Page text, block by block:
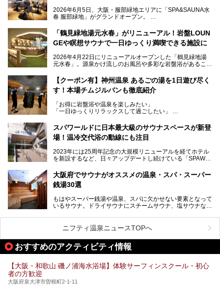
2026年6月5日、大阪・服部緑地エリアに「SPA&SAUNA水
春 服部緑地」がグランドオープン。
当初の計画から約5年の時を経て誕生した本施設は、温泉・
サウナ・岩盤浴・フィットネス・ラウンジ・レストランなど
を融合した、これまでの“水春”のイメージをさらに進化させ
今回はオープン前の内覧会に参加し、館内のこだわりポイン
サウナー注目の3種のサウナや160cmの深水風呂、没入感の
高い岩盤浴エリア、日本最大の台数を誇る最新AIフィットネ
スマシンなど、見どころ満載の館内を詳しくご紹介します。
「鶴見緑地湯元水春」がリニューアル！岩盤LOUN
GEや瞑想サウナで一日ゆっくり満喫できる施設に
2026年4月22日にリニューアルオープンした「鶴見緑地湯
元水春」。源泉かけ流しのお風呂や多彩な岩盤浴があること
に“一日中くつろげる場所”としてパワーアップしています。
今回のリニューアルでは、新たに登場した瞑想サウナをはじ
見どころが盛りだくさん。日常の疲れを癒やしたい方はもち
ろん、休日にゆったり過ごしたい方にもぴったりの内容とな
本記事では、そんなリニューアル後の注目ポイントを詳しく
紹介します。これから「鶴見緑地湯元水春」に訪れる方や、
い。
【クーポン有】神州温泉 あるごの湯を1日遊び尽く
す！本場チムジルバンも徹底紹介
「お得に岩盤浴や温泉を楽しみたい」
「一日ゆっくりリラックスして過ごしたい」
利用できる「神州温泉 あるごの湯」です。
あるごの湯は、大阪府豊中市にある日帰り温浴施設で、阪急
チムジルバン（岩盤浴）を中心に、発汗・リラックス・漫画
タイムまで満喫できる長時間滞在型の施設なので、一日中ゆ
る迫力ある熱波パフォーマンスも毎日行われており、“とと
のう”体験をしっかり楽しめるのもポイントです。
ケやボウリングといった遊び場もあり、友人同士やカップル
で“遊び+癒し”の一日を過ごすのにもぴったり。
処にいたるまで魅力をたっぷり堪能してきたので、その全容
スパワールドに日本最大級のサウナスペースが新登
場！温冷交代浴の動線にも注目
2023年には25周年記念の大規模リニューアルを経てホテル
を新設するなど、日々アップデートし続けている「SPAWO
そんなスパワールドが2025年11月15日（土）に、新たな浴
室や日本最大級140人収容の大規模サウナを携えてリニュー
アルオープン！浴室である4F・6Fそれぞれにリニューアル
大規模リニューアルの全容を確認すべく、リニューアルプレ
オープンイベントに行ってきました！今回はそのリニューア
大阪府でサウナがオススメの温泉・スパ・スーパー
銭湯30選
もはやスーパー銭湯や温泉、スパに欠かせない要素となって
いるサウナ。ドライサウナにスチームサウナ、塩サウナな
ペース、ロウリュウなど、心ゆくまで楽しむためのサービス
が充実した施設も多くみられます。
今回はそんなサウナにこだわった、大阪府内のオススメ温
泉・銭湯・スパを30件紹介したいと思います！
ニフティ温泉ニュースTOPへ
おすすめのアクティビティ情報
【大阪・和歌山 磯ノ浦海水浴場】体験サーフィンスクール・初心
者の方歓迎
大阪府泉大津市曽根町2-1-11